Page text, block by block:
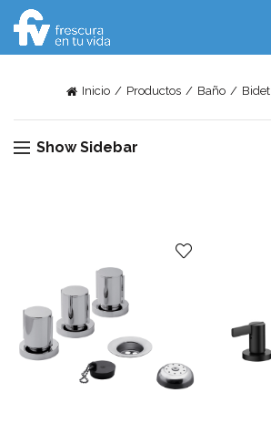
Inicio Productos Baño Bidet
Show Sidebar
Hablemos...
Solo tenes que decirme: Hola